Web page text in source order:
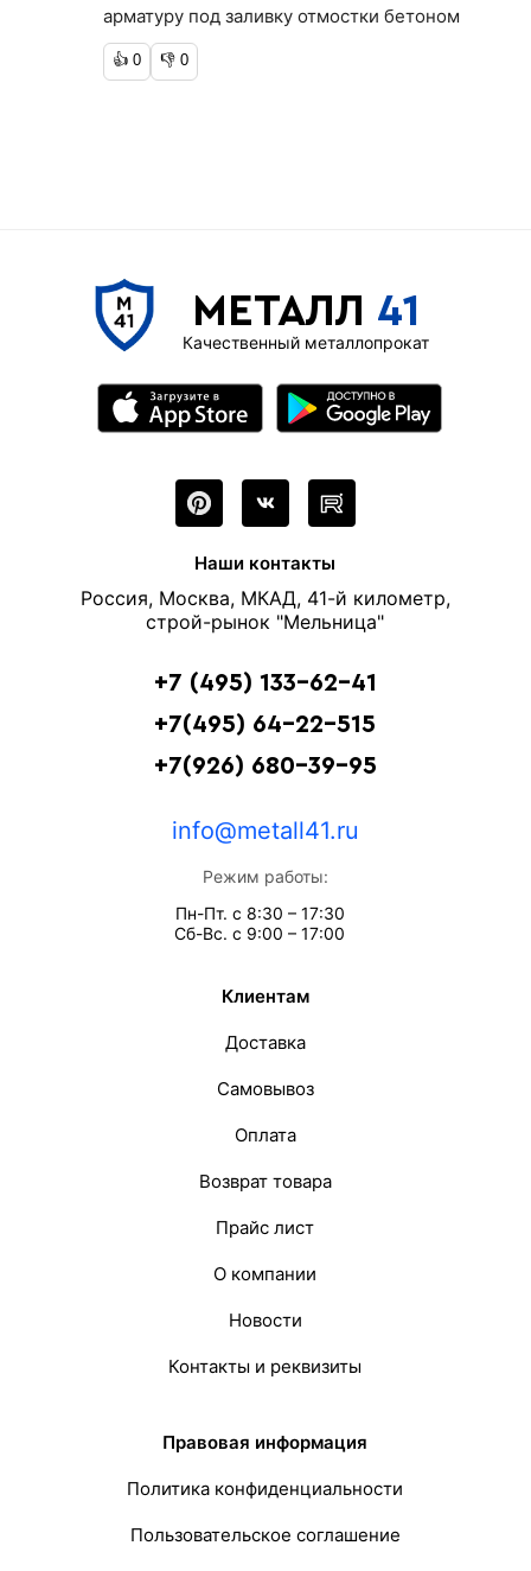
арматуру под заливку отмостки бетоном
👍0 👎0
МЕТАЛЛ 41
Качественный металлопрокат
Наши контакты
Россия, Москва, МКАД, 41-й километр,
строй-рынок "Мельница"
+7 (495) 133-62-41
+7(495) 64-22-515
+7(926) 680-39-95
info@metall41.ru
Режим работы:
Пн-Пт. с 8:30 – 17:30
Сб-Вс. с 9:00 – 17:00
Клиентам
Доставка
Самовывоз
Оплата
Возврат товара
Прайс лист
О компании
Новости
Контакты и реквизиты
Правовая информация
Политика конфиденциальности
Пользовательское соглашение